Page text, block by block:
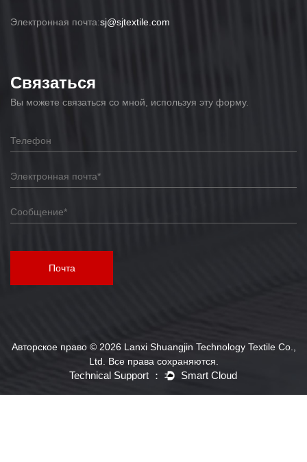
Электронная почта:sj@sjtextile.com
Связаться
Вы можете связаться со мной, используя эту форму.
Почта
Авторское право © 2026 Lanxi Shuangjin Technology Textile Co.,
Ltd. Все права сохраняются.